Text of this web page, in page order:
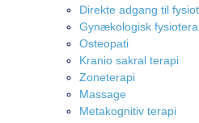
Direkte adgang til
Gynækologisk
Osteopati
Kranio sakral terapi
Zoneterapi
Massage
Metakognitiv terapi